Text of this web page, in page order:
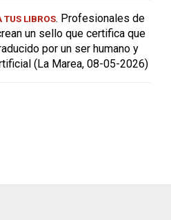
TUS LIBROS. Profesionales de
un sello que certifica que
por un ser humano y
(La Marea, 08-05-2026)